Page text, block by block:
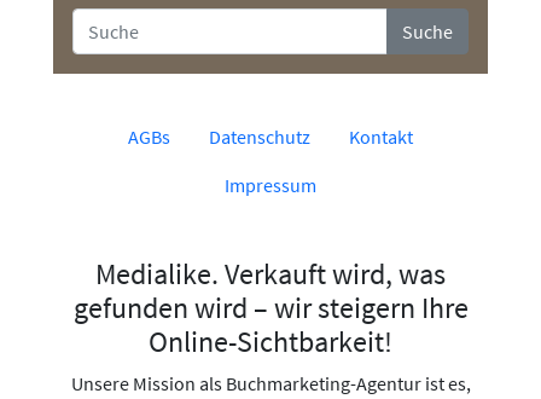
Suche
AGBs Datenschutz
Kontakt
Impressum
Medialike. Verkauft wird, was
gefunden wird – wir steigern Ihre
Online-Sichtbarkeit!
Unsere Mission als Buchmarketing-Agentur ist es,